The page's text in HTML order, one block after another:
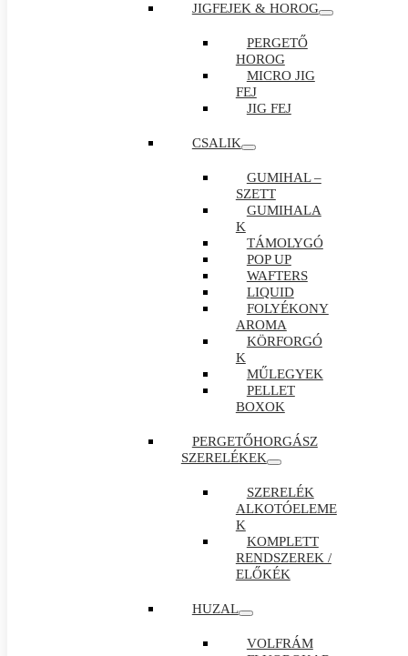
JIGFEJEK & HOROG
PERGETŐ
HOROG
MICRO JIG
FEJ
JIG FEJ
CSALIK
GUMIHAL –
SZETT
GUMIHALA
K
TÁMOLYGÓ
POP UP
WAFTERS
LIQUID
FOLYÉKONY
AROMA
KÖRFORGÓ
K
MŰLEGYEK
PELLET
BOXOK
PERGETŐHORGÁSZ
SZERELÉKEK
SZERELÉK
ALKOTÓELEME
K
KOMPLETT
RENDSZEREK /
ELŐKÉK
HUZAL
VOLFRÁM